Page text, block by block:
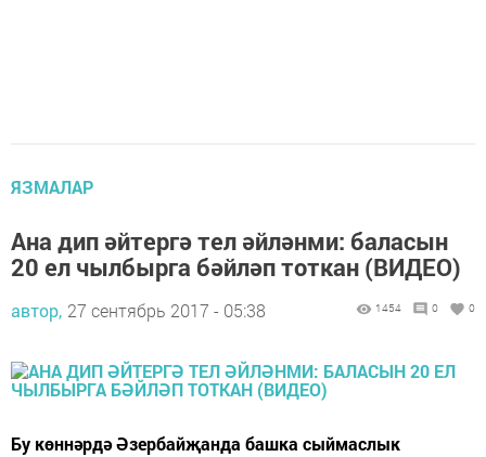
ЯЗМАЛАР
Ана дип әйтергә тел әйләнми: баласын
20 ел чылбырга бәйләп тоткан (ВИДЕО)
автор, 27 сентябрь 2017 - 05:38 1454 0 0
Бу көннәрдә Әзербайҗанда башка сыймаслык